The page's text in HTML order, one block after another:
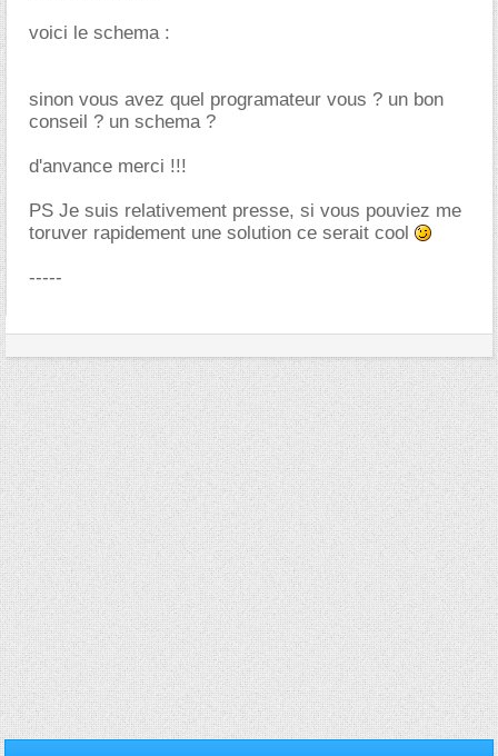
voici le schema :
sinon vous avez quel programateur vous ? un bon
conseil ? un schema ?
d'anvance merci !!!
PS Je suis relativement presse, si vous pouviez me
toruver rapidement une solution ce serait cool
-----